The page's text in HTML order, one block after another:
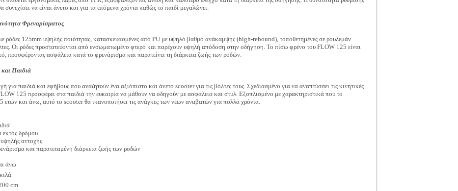
συνεχίσει να είναι άνετο και για τα επόμενα χρόνια καθώς το παιδί μεγαλώνει.
Φρεναρίσματος
ρόδες 125mm υψηλής ποιότητας, κατασκευασμένες από PU με υψηλό βαθμό ανάκαμψης (high-rebound), τοποθετημένες σε ρουλεμάν
Οι ρόδες προστατεύονται από ενσωματωμένο φτερό και παρέχουν υψηλή απόδοση στην οδήγηση. Το πίσω φρένο του FLOW 125 είναι
προσφέροντας ασφάλεια κατά το φρενάρισμα και παρατείνει τη διάρκεια ζωής των ροδών.
Παιδιά
για παιδιά και εφήβους που αναζητούν ένα αξιόπιστο και άνετο scooter για τις βόλτες τους. Σχεδιασμένο για να αναπτύσσει τις κινητικές
125 προσφέρει στα παιδιά την ευκαιρία να μάθουν να οδηγούν με ασφάλεια και στυλ. Εξοπλισμένο με χαρακτηριστικά που το
ετών και άνω, αυτό το scooter θα ικανοποιήσει τις ανάγκες των νέων αναβατών για πολλά χρόνια.
εκτός δρόμου
αντοχής
και παρατεταμένη διάρκεια ζωής των ροδών
άνω
cm